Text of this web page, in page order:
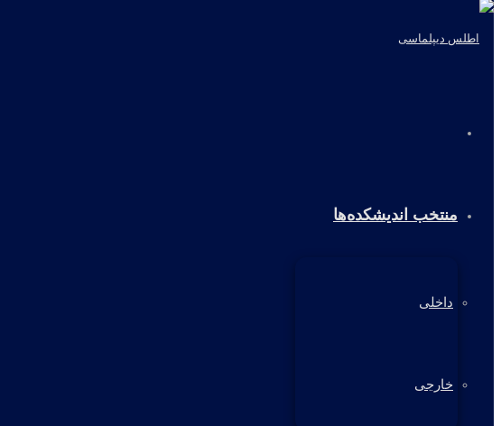
منتخب اندیشکده‌ها
داخلی
خارجی